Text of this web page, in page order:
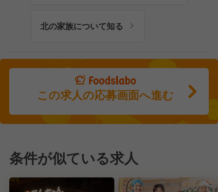
北の家族について知る
この求人の応募画面へ進む
条件が似ている求人